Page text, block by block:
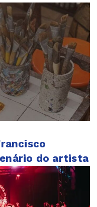
do artista